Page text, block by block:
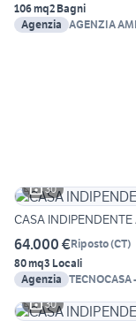
106 mq2 Bagni
Agenzia AGENZIA
30
CASA INDIPENDENTE
64.000 €Riposto(CT)
80 mq3 Locali
Agenzia TECNOCASA
30